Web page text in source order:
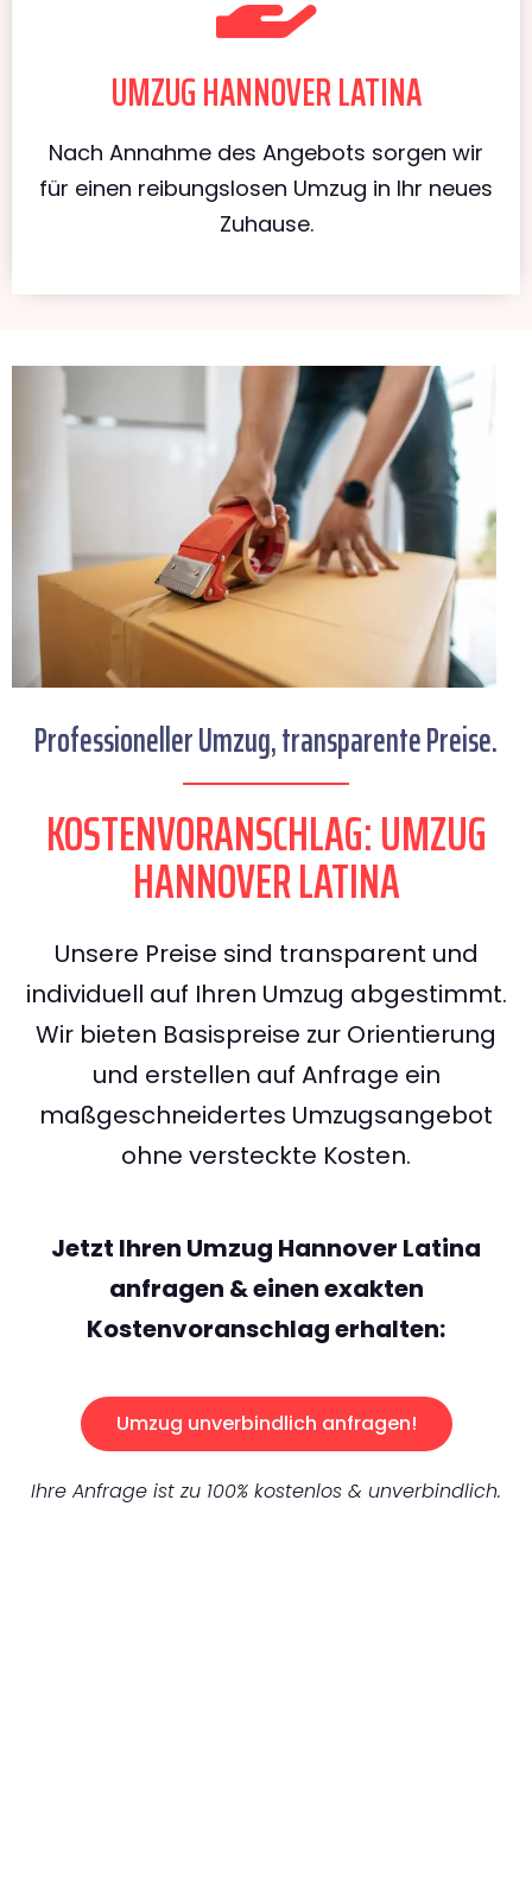
UMZUG HANNOVER LATINA
Nach Annahme des Angebots sorgen wir
für einen reibungslosen Umzug in Ihr neues
Zuhause.
Professioneller Umzug, transparente Preise.
KOSTENVORANSCHLAG: UMZUG
HANNOVER LATINA
Unsere Preise sind transparent und
individuell auf Ihren Umzug abgestimmt.
Wir bieten Basispreise zur Orientierung
und erstellen auf Anfrage ein
maßgeschneidertes Umzugsangebot
ohne versteckte Kosten.
Jetzt Ihren Umzug Hannover Latina
anfragen & einen exakten
Kostenvoranschlag erhalten:
Umzug unverbindlich anfragen!
Ihre Anfrage ist zu 100% kostenlos & unverbindlich.